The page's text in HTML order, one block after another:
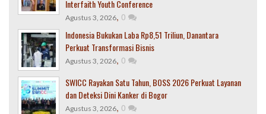
Interfaith Youth Conference
Agustus 3, 2026, 0
Indonesia Bukukan Laba Rp8,51 Triliun, Danantara
Perkuat Transformasi Bisnis
Agustus 3, 2026, 0
SWICC Rayakan Satu Tahun, BOSS 2026 Perkuat Layanan
dan Deteksi Dini Kanker di Bogor
Agustus 3, 2026, 0